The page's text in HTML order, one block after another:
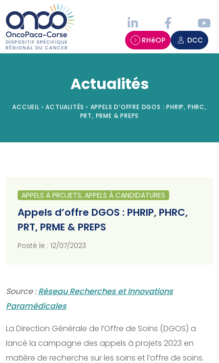
RHéOP DCC
Actualités
ACCUEIL › ACTUALITÉS › APPELS D’OFFRE DGOS : PHRIP, PHRC,
PRT, PRME & PREPS
APPELS À PROJETS, APPELS À CANDIDATURES
Appels d’offre DGOS : PHRIP, PHRC,
PRT, PRME & PREPS
Posté le : 12/07/2023
Source :Réseau Recherches et Innovations
Paramédicales
La Direction Générale de l’Offre de Soins (DGOS) a
lancé la campagne des appels à projets 2023 en
matière de recherche sur les soins et l’offre de soins.
Panneau de gestion des cookies